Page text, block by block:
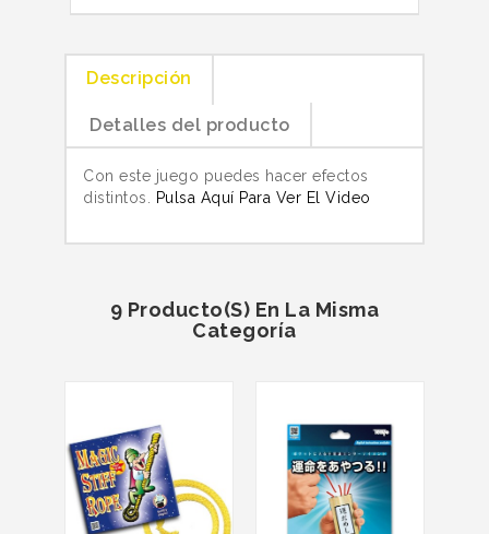
Descripción
Detalles del producto
Con este juego puedes hacer efectos
distintos.
Pulsa Aquí Para Ver El Video
9 Producto(s) En La Misma
Categoría